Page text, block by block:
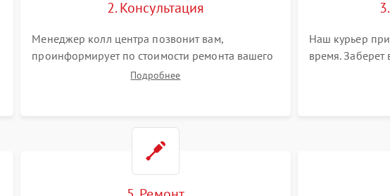
2. Консультация
Менеджер колл центра позвонит вам,
проинформирует по стоимости ремонта вашего
коммутатора а также ответит на все ваши
Подробнее
Наш курьер
время. Заберет
склад для